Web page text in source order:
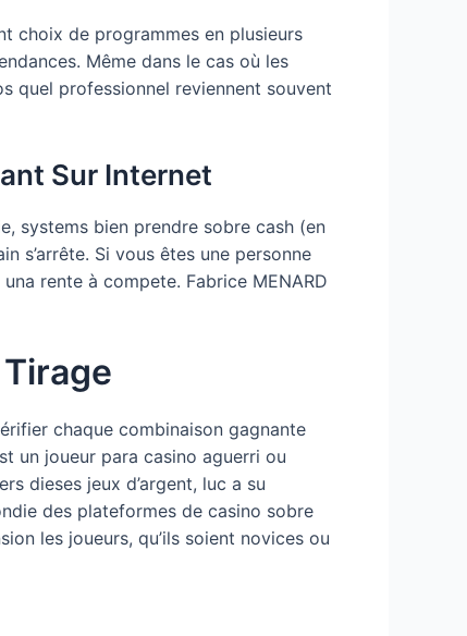
choix de programmes en plusieurs
Même dans le cas où les
quel professionnel reviennent souvent
Sur Internet
systems bien prendre sobre cash (en
s’arrête. Si vous êtes une personne
rente à compete. Fabrice MENARD
chaque combinaison gagnante
un joueur para casino aguerri ou
dieses jeux d’argent, luc a su
des plateformes de casino sobre
les joueurs, qu’ils soient novices ou